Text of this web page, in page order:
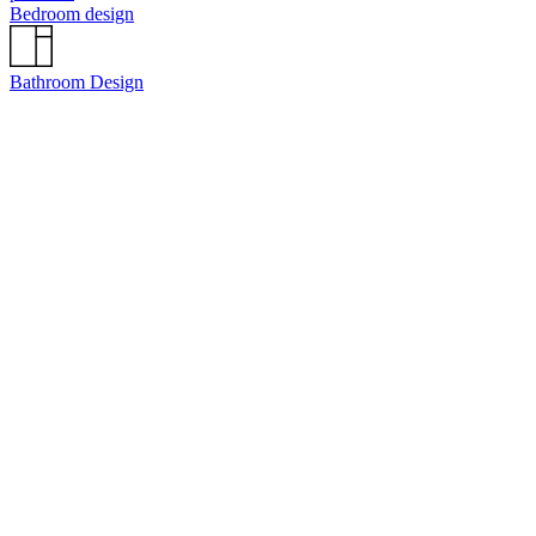
Bedroom design
Bathroom Design